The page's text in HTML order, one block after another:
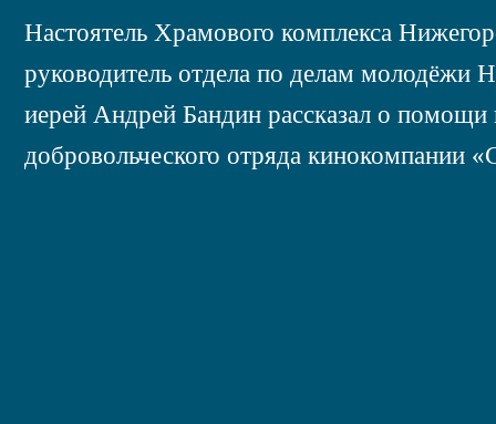
Настоятель Храмового комплекса
руководитель отдела по делам молодёжи
иерей Андрей Бандин рассказал о помощи
добровольческого отряда кинокомпании